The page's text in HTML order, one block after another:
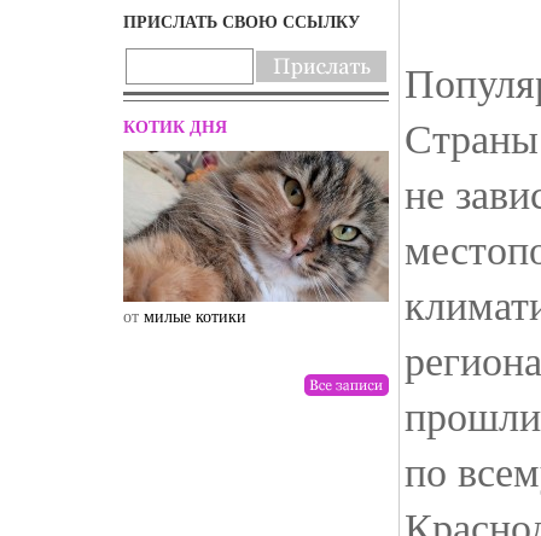
ПРИСЛАТЬ СВОЮ ССЫЛКУ
КОТИК ДНЯ
от милые котики от drunktwi
не
прошли
по